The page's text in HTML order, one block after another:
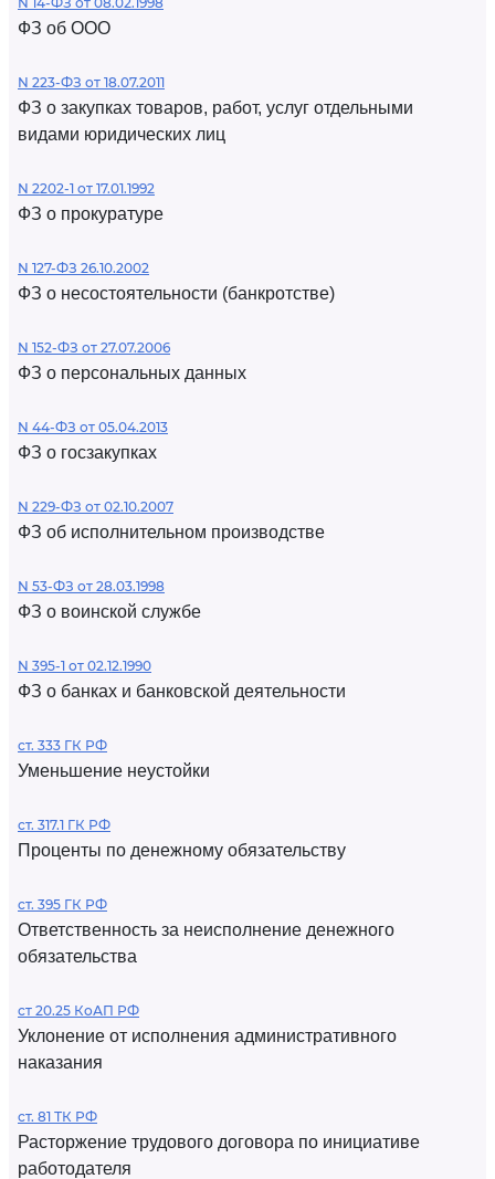
ФЗ об ООО
N 223-ФЗ от 18.07.2011
ФЗ о закупках товаров, работ, услуг отдельными
видами юридических лиц
N 2202-1 от 17.01.1992
ФЗ о прокуратуре
N 127-ФЗ 26.10.2002
ФЗ о несостоятельности (банкротстве)
N 152-ФЗ от 27.07.2006
ФЗ о персональных данных
N 44-ФЗ от 05.04.2013
ФЗ о госзакупках
N 229-ФЗ от 02.10.2007
ФЗ об исполнительном производстве
N 53-ФЗ от 28.03.1998
ФЗ о воинской службе
N 395-1 от 02.12.1990
ФЗ о банках и банковской деятельности
ст. 333 ГК РФ
Уменьшение неустойки
ст. 317.1 ГК РФ
Проценты по денежному обязательству
ст. 395 ГК РФ
Ответственность за неисполнение денежного
обязательства
ст 20.25 КоАП РФ
Уклонение от исполнения административного
наказания
ст. 81 ТК РФ
Расторжение трудового договора по инициативе
работодателя